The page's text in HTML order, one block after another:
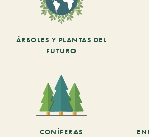
ÁRBOLES Y PLANTAS DEL
FUTURO
CONÍFERAS